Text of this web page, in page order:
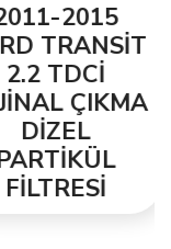
2015
TRANSİT
2.2 TDCİ
ÇIKMA
DİZEL
FİLTRESİ